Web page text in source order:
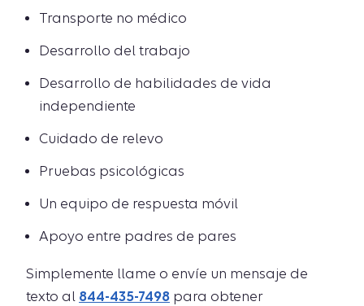
Transporte no médico
Desarrollo del trabajo
Desarrollo de habilidades de vida
independiente
Cuidado de relevo
Pruebas psicológicas
Un equipo de respuesta móvil
Apoyo entre padres de pares
Simplemente llame o envíe un mensaje de
texto al 844-435-7498 para obtener